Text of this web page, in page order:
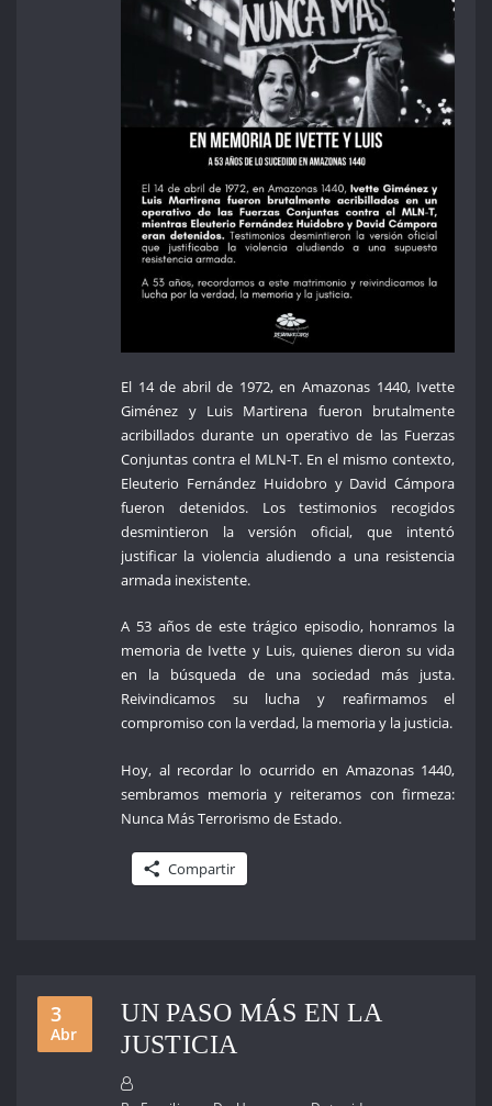
El 14 de abril de 1972, en Amazonas 1440, Ivette
Giménez y Luis Martirena fueron brutalmente
acribillados durante un operativo de las Fuerzas
Conjuntas contra el MLN-T. En el mismo contexto,
Eleuterio Fernández Huidobro y David Cámpora
fueron detenidos. Los testimonios recogidos
desmintieron la versión oficial, que intentó
justificar la violencia aludiendo a una resistencia
armada inexistente.
A 53 años de este trágico episodio, honramos la
memoria de Ivette y Luis, quienes dieron su vida
en la búsqueda de una sociedad más justa.
Reivindicamos su lucha y reafirmamos el
compromiso con la verdad, la memoria y la justicia.
Hoy, al recordar lo ocurrido en Amazonas 1440,
sembramos memoria y reiteramos con firmeza:
Nunca Más Terrorismo de Estado.
Compartir
3
Abr
UN PASO MÁS EN LA
JUSTICIA